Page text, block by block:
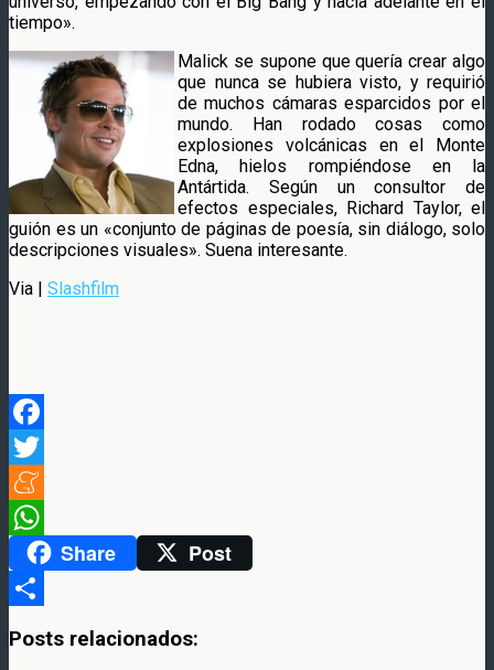
tiempo».
Malick se supone que quería crear algo
que nunca se hubiera visto, y requirió
de muchos cámaras esparcidos por el
mundo. Han rodado cosas como
explosiones volcánicas en el Monte
Edna, hielos rompiéndose en la
Antártida. Según un consultor de
efectos especiales, Richard Taylor, el
guión es un «conjunto de páginas de poesía, sin diálogo, solo
descripciones visuales». Suena interesante.
Via | Slashfilm
Facebook
Twitter
Meneame
WhatsAppShare Post
Posts relacionados: